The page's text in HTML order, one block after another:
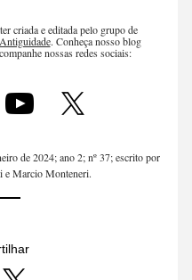
criada e editada pelo grupo de
. Conheça nosso blog
nossas redes sociais:
de 2024; ano 2; nº 37; escrito por
e Marcio Monteneri.